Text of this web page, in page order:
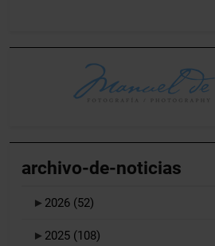
archivo-de-noticias
► 2026 (52)
► 2025 (108)